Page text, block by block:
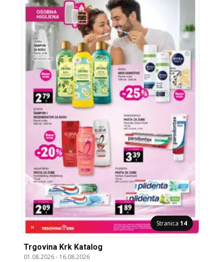
Stranica 14
Trgovina Krk Katalog
01.08.2026- 16.08.2026